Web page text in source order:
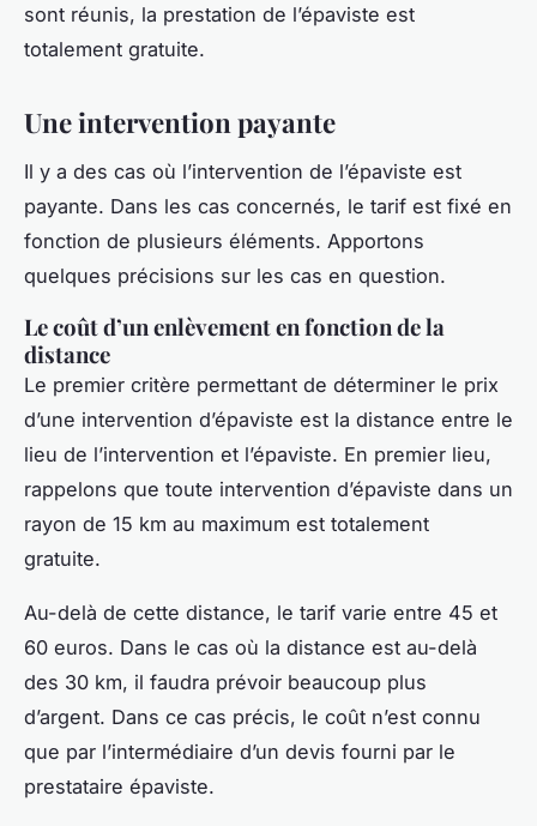
sont réunis, la prestation de l’épaviste est
totalement gratuite.
Une intervention payante
Il y a des cas où l’intervention de l’épaviste est
payante. Dans les cas concernés, le tarif est fixé en
fonction de plusieurs éléments. Apportons
quelques précisions sur les cas en question.
Le coût d’un enlèvement en fonction de la
distance
Le premier critère permettant de déterminer le prix
d’une intervention d’épaviste est la distance entre le
lieu de l’intervention et l’épaviste. En premier lieu,
rappelons que toute intervention d’épaviste dans un
rayon de 15 km au maximum est totalement
gratuite.
Au-delà de cette distance, le tarif varie entre 45 et
60 euros. Dans le cas où la distance est au-delà
des 30 km, il faudra prévoir beaucoup plus
d’argent. Dans ce cas précis, le coût n’est connu
que par l’intermédiaire d’un devis fourni par le
prestataire épaviste.